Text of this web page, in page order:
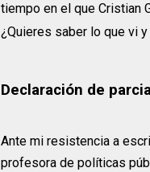
tiempo en el que Cristian
¿Quieres saber lo que vi
Declaración de
Ante mi resistencia a
profesora de políticas